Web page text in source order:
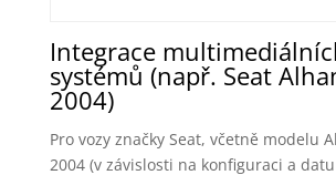
Integrace
systémů (např. Seat
2004)
Pro vozy značky Seat, včetně modelu
2004 (v závislosti na konfiguraci a